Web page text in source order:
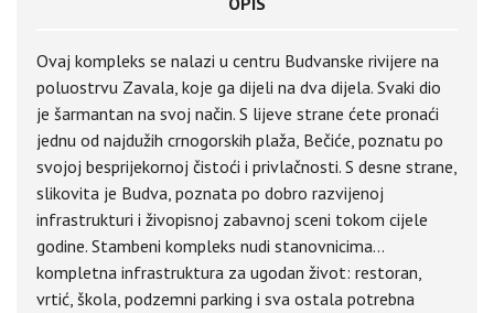
Ovaj kompleks se nalazi u centru Budvanske rivijere na
poluostrvu Zavala, koje ga dijeli na dva dijela. Svaki dio
je šarmantan na svoj način. S lijeve strane ćete pronaći
jednu od najdužih crnogorskih plaža, Bečiće, poznatu po
svojoj besprijekornoj čistoći i privlačnosti. S desne strane,
slikovita je Budva, poznata po dobro razvijenoj
infrastrukturi i živopisnoj zabavnoj sceni tokom cijele
godine. Stambeni kompleks nudi stanovnicima...
kompletna infrastruktura za ugodan život: restoran,
vrtić, škola, podzemni parking i sva ostala potrebna